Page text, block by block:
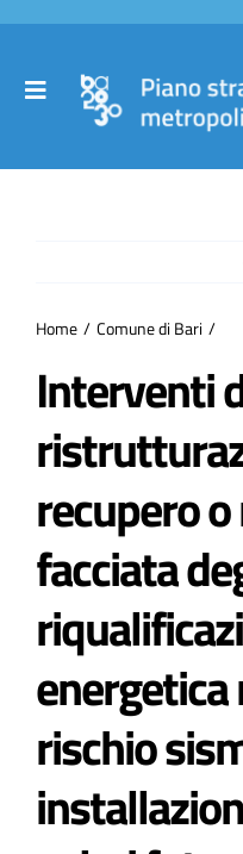
Salta
contenuto
Toggle
Partecipa
Comuni
Atti e Docunenti
Notizie
Progetti
Home Comune di Bari
Interventi
recupero
facciata
rischio